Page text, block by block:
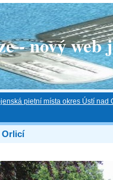
- nový web
pietní místa okres Ústí nad
Orlicí